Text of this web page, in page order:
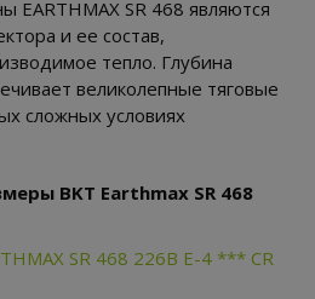
SR 468 являются
и ее состав,
тепло. Глубина
великолепные тяговые
сложных условиях
BKT Earthmax SR 468
SR 468 226B E-4 *** CR